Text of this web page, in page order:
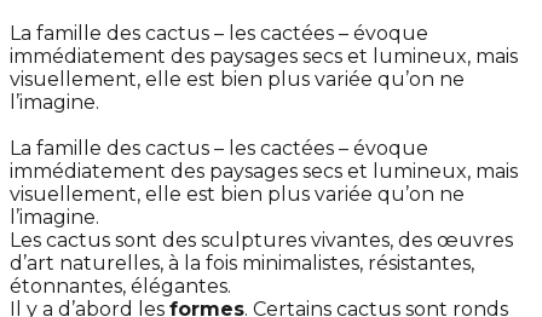
La famille des cactus – les cactées – évoque
immédiatement des paysages secs et lumineux, mais
visuellement, elle est bien plus variée qu’on ne
l’imagine.
La famille des cactus – les cactées – évoque
immédiatement des paysages secs et lumineux, mais
visuellement, elle est bien plus variée qu’on ne
l’imagine.
Les cactus sont des sculptures vivantes, des œuvres
d’art naturelles, à la fois minimalistes, résistantes,
étonnantes, élégantes.
Il y a d’abord les formes. Certains cactus sont ronds